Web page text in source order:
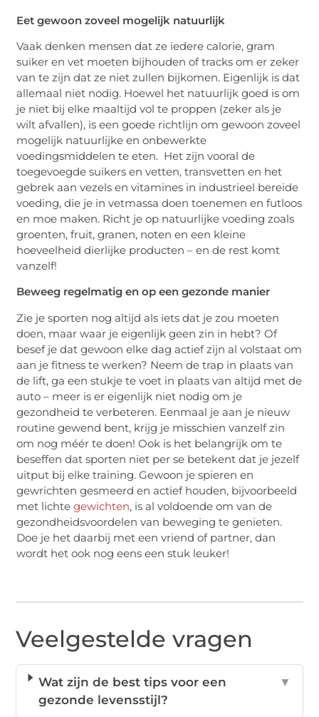
Eet gewoon zoveel mogelijk natuurlijk
Vaak denken mensen dat ze iedere calorie, gram
suiker en vet moeten bijhouden of tracks om er zeker
van te zijn dat ze niet zullen bijkomen. Eigenlijk is dat
allemaal niet nodig. Hoewel het natuurlijk goed is om
je niet bij elke maaltijd vol te proppen (zeker als je
wilt afvallen), is een goede richtlijn om gewoon zoveel
mogelijk natuurlijke en onbewerkte
voedingsmiddelen te eten. Het zijn vooral de
toegevoegde suikers en vetten, transvetten en het
gebrek aan vezels en vitamines in industrieel bereide
voeding, die je in vetmassa doen toenemen en futloos
en moe maken. Richt je op natuurlijke voeding zoals
groenten, fruit, granen, noten en een kleine
hoeveelheid dierlijke producten – en de rest komt
vanzelf!
Beweeg regelmatig en op een gezonde manier
Zie je sporten nog altijd als iets dat je zou moeten
doen, maar waar je eigenlijk geen zin in hebt? Of
besef je dat gewoon elke dag actief zijn al volstaat om
aan je fitness te werken? Neem de trap in plaats van
de lift, ga een stukje te voet in plaats van altijd met de
auto – meer is er eigenlijk niet nodig om je
gezondheid te verbeteren. Eenmaal je aan je nieuw
routine gewend bent, krijg je misschien vanzelf zin
om nog méér te doen! Ook is het belangrijk om te
beseffen dat sporten niet per se betekent dat je jezelf
uitput bij elke training. Gewoon je spieren en
gewrichten gesmeerd en actief houden, bijvoorbeeld
met lichtegewichten, is al voldoende om van de
gezondheidsvoordelen van beweging te genieten.
Doe je het daarbij met een vriend of partner, dan
wordt het ook nog eens een stuk leuker!
Veelgestelde vragen
Wat zijn de best tips voor een
gezonde levensstijl?
▼